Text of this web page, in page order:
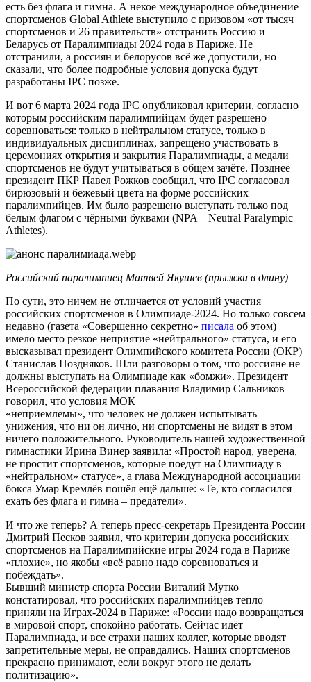
есть без флага и гимна. А некое международное объединение
спортсменов Global Athlete выступило с призовом «от тысяч
спортсменов и 26 правительств» отстранить Россию и
Беларусь от Паралимпиады 2024 года в Париже. Не
отстранили, а россиян и белорусов всё же допустили, но
сказали, что более подробные условия допуска будут
разработаны IPC позже.
И вот 6 марта 2024 года IPC опубликовал критерии, согласно
которым российским паралимпийцам будет разрешено
соревноваться: только в нейтральном статусе, только в
индивидуальных дисциплинах, запрещено участвовать в
церемониях открытия и закрытия Паралимпиады, а медали
спортсменов не будут учитываться в общем зачёте. Позднее
президент ПКР Павел Рожков сообщил, что IPC согласовал
бирюзовый и бежевый цвета на форме российских
паралимпийцев. Им было разрешено выступать только под
белым флагом с чёрными буквами (NPA – Neutral Paralympic
Athletes).
Российский паралимпиец Матвей Якушев (прыжки в длину)
По сути, это ничем не отличается от условий участия
российских спортсменов в Олимпиаде-2024. Но только совсем
недавно (газета «Совершенно секретно» писала об этом)
имело место резкое неприятие «нейтрального» статуса, и его
высказывал президент Олимпийского комитета России (ОКР)
Станислав Поздняков. Шли разговоры о том, что россияне не
должны выступать на Олимпиаде как «бомжи». Президент
Всероссийской федерации плавания Владимир Сальников
говорил, что условия МОК
«неприемлемы», что человек не должен испытывать
унижения, что ни он лично, ни спортсмены не видят в этом
ничего положительного. Руководитель нашей художественной
гимнастики Ирина Винер заявила: «Простой народ, уверена,
не простит спортсменов, которые поедут на Олимпиаду в
«нейтральном» статусе», а глава Международной ассоциации
бокса Умар Кремлёв пошёл ещё дальше: «Те, кто согласился
ехать без флага и гимна – предатели».
И что же теперь? А теперь пресс-секретарь Президента России
Дмитрий Песков заявил, что критерии допуска российских
спортсменов на Паралимпийские игры 2024 года в Париже
«плохие», но якобы «всё равно надо соревноваться и
побеждать».
Бывший министр спорта России Виталий Мутко
констатировал, что российских паралимпийцев тепло
приняли на Играх-2024 в Париже: «России надо возвращаться
в мировой спорт, спокойно работать. Сейчас идёт
Паралимпиада, и все страхи наших коллег, которые вводят
запретительные меры, не оправдались. Наших спортсменов
прекрасно принимают, если вокруг этого не делать
политизацию».